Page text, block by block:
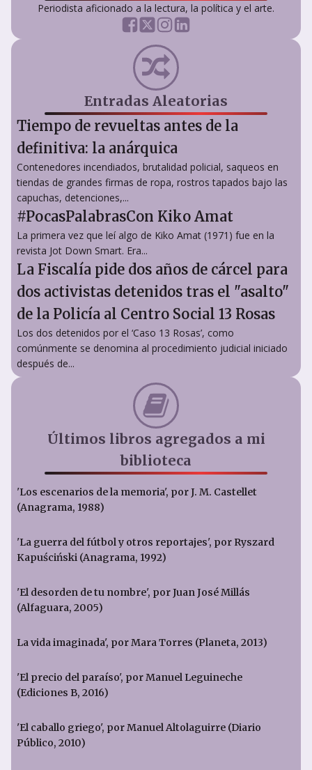
Periodista aficionado a la lectura, la política y el arte.
Entradas Aleatorias
Tiempo de revueltas antes de la
definitiva: la anárquica
Contenedores incendiados, brutalidad policial, saqueos en
tiendas de grandes firmas de ropa, rostros tapados bajo las
capuchas, detenciones,...
#PocasPalabrasCon Kiko Amat
La primera vez que leí algo de Kiko Amat (1971) fue en la
revista Jot Down Smart. Era...
La Fiscalía pide dos años de cárcel para
dos activistas detenidos tras el "asalto"
de la Policía al Centro Social 13 Rosas
Los dos detenidos por el ‘Caso 13 Rosas’, como
comúnmente se denomina al procedimiento judicial iniciado
después de...
Últimos libros agregados a mi
biblioteca
'Los escenarios de la memoria', por J. M. Castellet
(Anagrama, 1988)
'La guerra del fútbol y otros reportajes', por Ryszard
Kapuściński (Anagrama, 1992)
'El desorden de tu nombre', por Juan José Millás
(Alfaguara, 2005)
La vida imaginada', por Mara Torres (Planeta, 2013)
'El precio del paraíso', por Manuel Leguineche
(Ediciones B, 2016)
'El caballo griego', por Manuel Altolaguirre (Diario
Público, 2010)